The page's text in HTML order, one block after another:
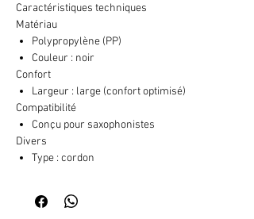
Caractéristiques techniques
Matériau
Polypropylène (PP)
Couleur : noir
Confort
Largeur : large (confort optimisé)
Compatibilité
Conçu pour saxophonistes
Divers
Type : cordon